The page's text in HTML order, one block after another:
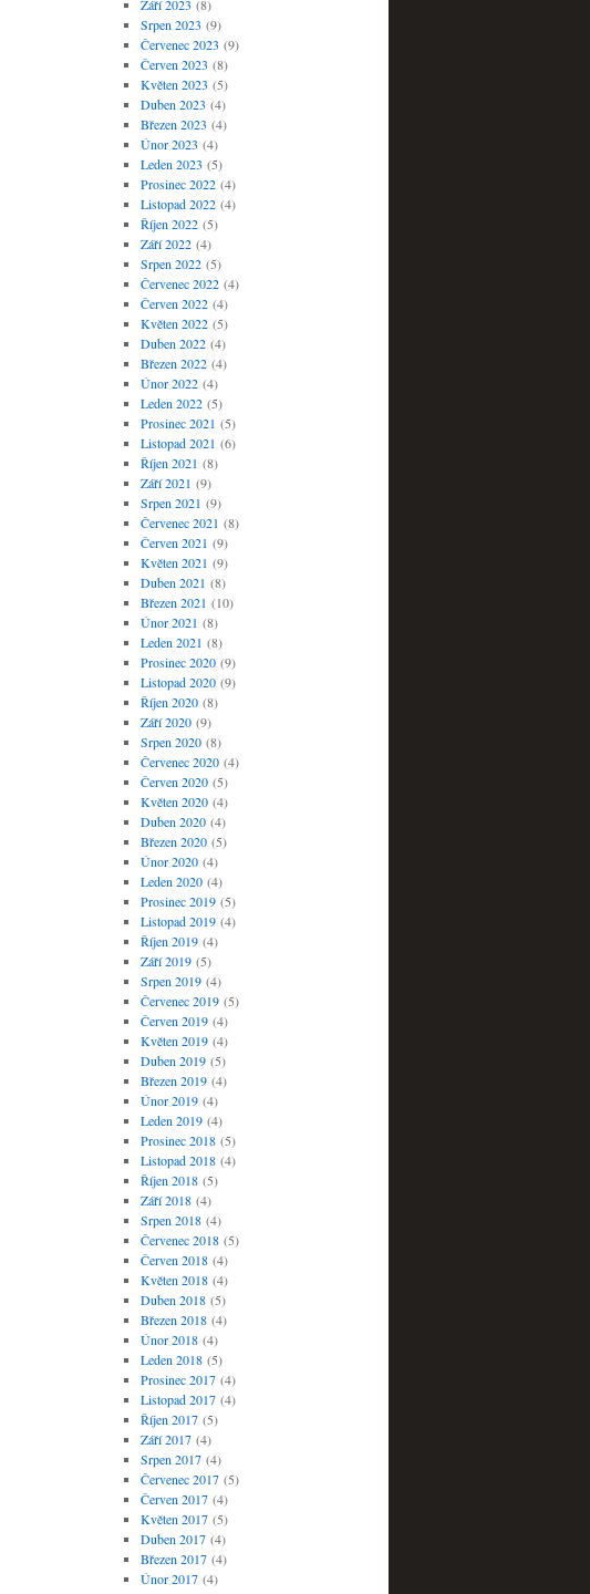
Září 2023 (8)
Srpen 2023 (9)
Červenec 2023 (9)
Červen 2023 (8)
Květen 2023 (5)
Duben 2023 (4)
Březen 2023 (4)
Únor 2023 (4)
Leden 2023 (5)
Prosinec 2022(4)
Listopad 2022(4)
Říjen 2022(5)
Září 2022(4)
Srpen 2022(5)
Červenec 2022(4)
Červen 2022(4)
Květen 2022(5)
Duben 2022(4)
Březen 2022(4)
Únor 2022(4)
Leden 2022(5)
Prosinec 2021 (5)
Listopad 2021 (6)
Říjen 2021 (8)
Září 2021 (9)
Srpen 2021 (9)
Červenec 2021 (8)
Červen 2021 (9)
Květen 2021 (9)
Duben 2021 (8)
Březen 2021 (10)
Únor 2021 (8)
Leden 2021 (8)
Prosinec 2020(9)
Listopad 2020(9)
Říjen 2020(8)
Září 2020(9)
Srpen 2020(8)
Červenec 2020(4)
Červen 2020(5)
Květen 2020(4)
Duben 2020(4)
Březen 2020(5)
Únor 2020(4)
Leden 2020(4)
Prosinec 2019(5)
Listopad 2019(4)
Říjen 2019(4)
Září 2019(5)
Srpen 2019(4)
Červenec 2019(5)
Červen 2019(4)
Květen 2019(4)
Duben 2019(5)
Březen 2019(4)
Únor 2019(4)
Leden 2019(4)
Prosinec 2018(5)
Listopad 2018(4)
Říjen 2018(5)
Září 2018(4)
Srpen 2018(4)
Červenec 2018(5)
Červen 2018(4)
Květen 2018(4)
Duben 2018(5)
Březen 2018(4)
Únor 2018(4)
Leden 2018(5)
Prosinec 2017(4)
Listopad 2017(4)
Říjen 2017(5)
Září 2017(4)
Srpen 2017(4)
Červenec 2017(5)
Červen 2017(4)
Květen 2017(5)
Duben 2017(4)
Březen 2017(4)
Únor 2017(4)